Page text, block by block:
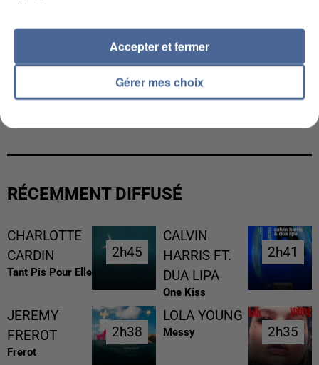
UNE TOURISTE DE L’OISE EMPORTÉE PAR UNE
RÉCEMMENT DIFFUSÉ
CHARLOTTE
CARDIN
Tant Pis Pour Elle
2h45
2h45
CALVIN
HARRIS FT.
DUA LIPA
One Kiss
2h41
2h41
JEREMY
FREROT
Frerot
2h38
2h38
LOLA YOUNG
Messy 2h35
2h35
Gérer mes choix
Accepter et fermer